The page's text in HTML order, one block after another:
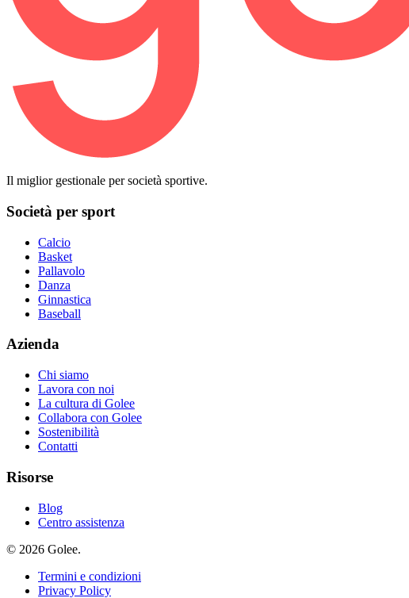
Il miglior gestionale per società sportive.
Società per sport
Calcio
Basket
Pallavolo
Danza
Ginnastica
Baseball
Azienda
Chi siamo
Lavora con noi
La cultura di Golee
Collabora con Golee
Sostenibilità
Contatti
Risorse
Blog
Centro assistenza
© 2026 Golee.
Termini e condizioni
Privacy Policy